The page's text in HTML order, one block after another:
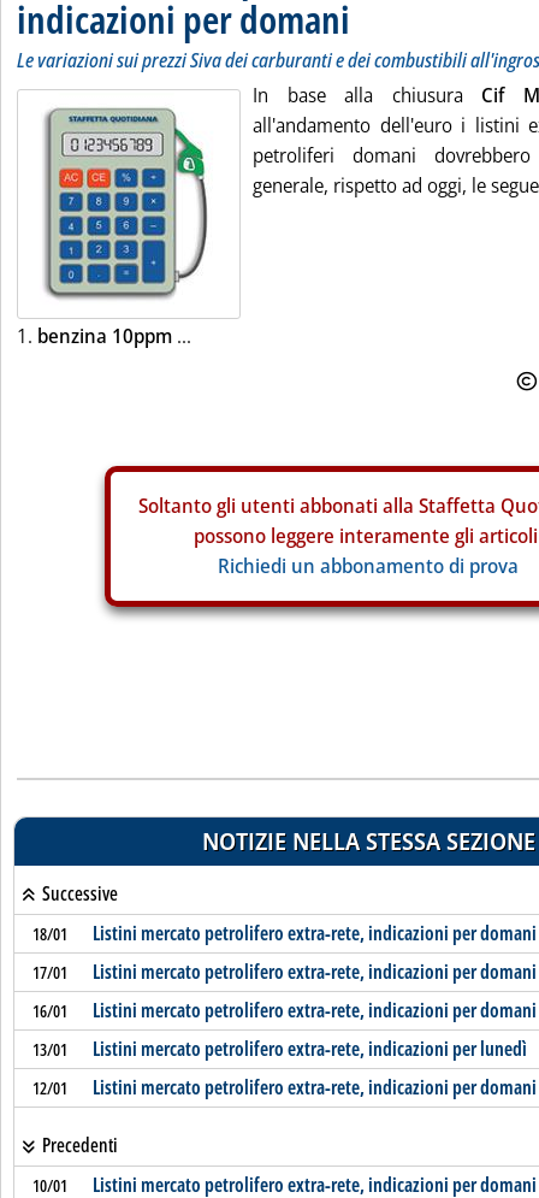
indicazioni per domani
Le variazioni sui prezzi Siva dei carburanti e dei combustibili
In base alla chiusura Cif
all'andamento dell'euro i listini
petroliferi domani
generale, rispetto ad oggi, le
1. benzina 10ppm ...
Soltanto gli utenti abbonati alla Staffetta
possono leggere interamente gli
Richiedi un abbonamento di prova
NOTIZIE NELLA STESSA SEZIONE
Successive
18/01 Listini mercato petrolifero extra-rete, indicazioni per domani
17/01 Listini mercato petrolifero extra-rete, indicazioni per domani
16/01 Listini mercato petrolifero extra-rete, indicazioni per domani
13/01 Listini mercato petrolifero extra-rete, indicazioni per lunedì
12/01 Listini mercato petrolifero extra-rete, indicazioni per domani
Precedenti
10/01 Listini mercato petrolifero extra-rete, indicazioni per domani